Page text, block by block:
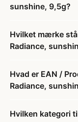
sunshine, 9,5g?
Hvilket mærke
Radiance,
Hvad er EAN /
Radiance,
Hvilken kategori